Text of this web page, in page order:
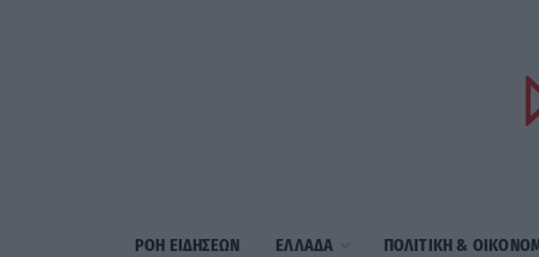
ΡΟΗ ΕΙΔΗΣΕΩΝ ΕΛΛΑΔΑ ΠΟΛΙΤΙΚΗ &